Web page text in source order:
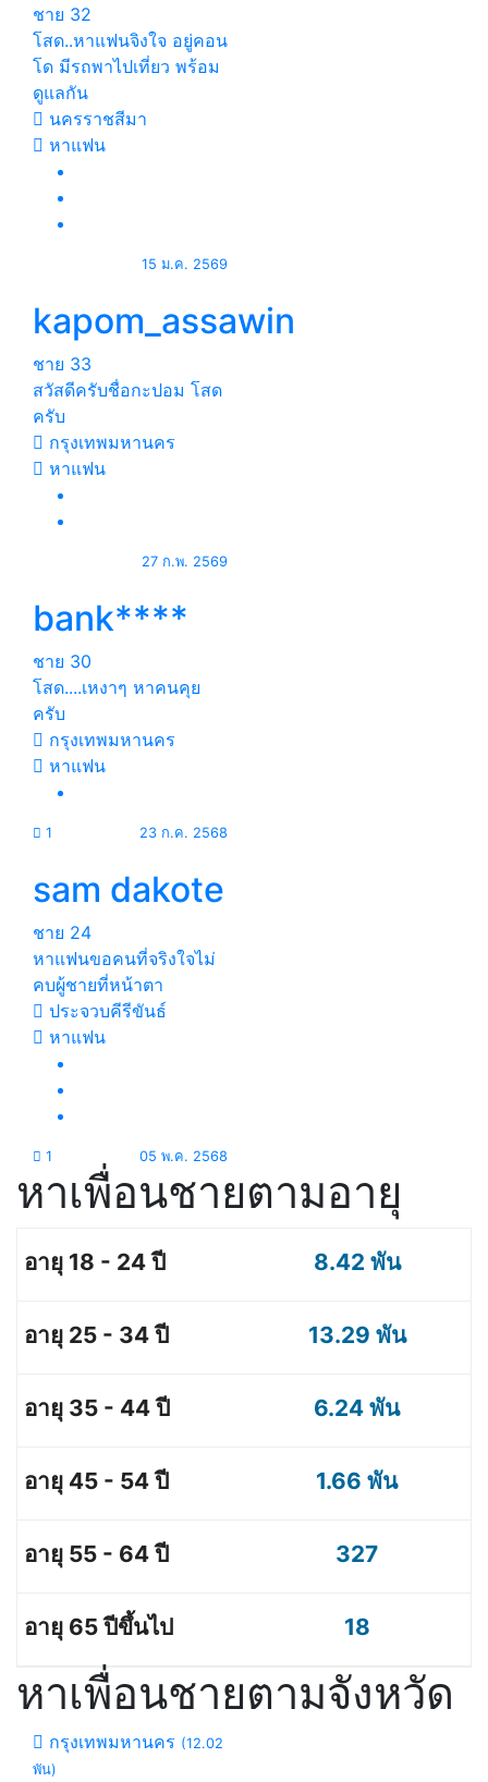
ชาย 32
โสด..หาแฟนจิงใจ อยู่คอน
โด มีรถพาไปเที่ยว พร้อม
ดูแลกัน
นครราชสีมา
หาแฟน
15 ม.ค. 2569
kapom_assawin
ชาย 33
สวัสดีครับชื่อกะปอม โสด
ครับ
กรุงเทพมหานคร
หาแฟน
27 ก.พ. 2569
bank****
ชาย 30
โสด....เหงาๆ หาคนคุย
ครับ
กรุงเทพมหานคร
หาแฟน
1 23 ก.ค. 2568
sam dakote
ชาย 24
หาแฟนขอคนที่จริงใจไม่
คบผู้ชายที่หน้าตา
ประจวบคีรีขันธ์
หาแฟน
1 05 พ.ค. 2568
หาเพื่อนชายตามอายุ
8.42 พัน
13.29 พัน
6.24 พัน
1.66 พัน
327
18
หาเพื่อนชายตามจังหวัด
กรุงเทพมหานคร (12.02
พัน)